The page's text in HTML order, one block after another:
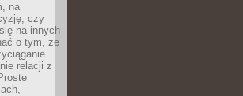
na
czy
na innych
o tym, że
relacji z